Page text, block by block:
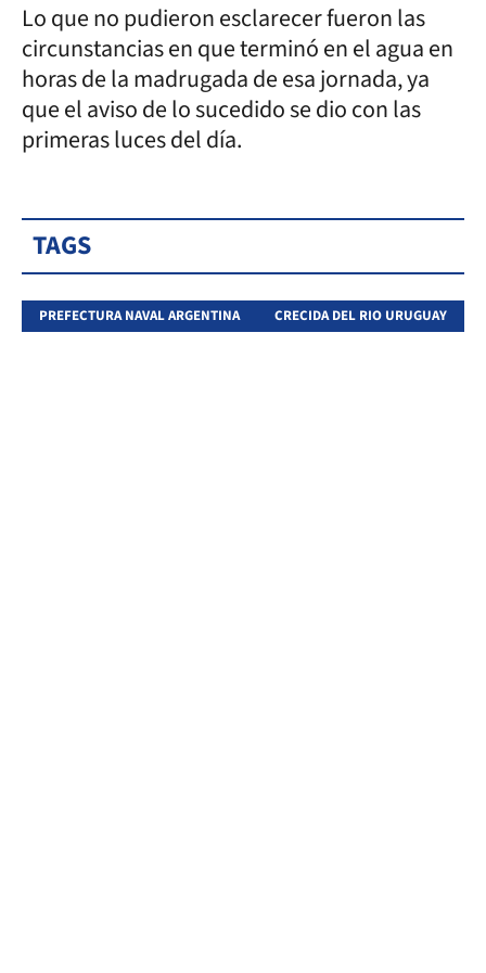
Lo que no pudieron esclarecer fueron las
circunstancias en que terminó en el agua en
horas de la madrugada de esa jornada, ya
que el aviso de lo sucedido se dio con las
primeras luces del día.
TAGS
PREFECTURA NAVAL ARGENTINA CRECIDA DEL RIO URUGUAY